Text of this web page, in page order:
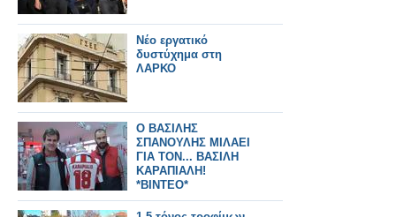
Nέο εργατικό
δυστύχημα στη
ΛΑΡΚΟ
Ο ΒΑΣΙΛΗΣ
ΣΠΑΝΟΥΛΗΣ ΜΙΛΑΕΙ
ΓΙΑ ΤΟΝ... ΒΑΣΙΛΗ
ΚΑΡΑΠΙΑΛΗ!
*ΒΙΝΤΕΟ*